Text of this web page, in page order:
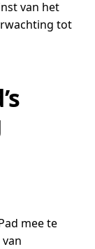
van het
tot
mee te